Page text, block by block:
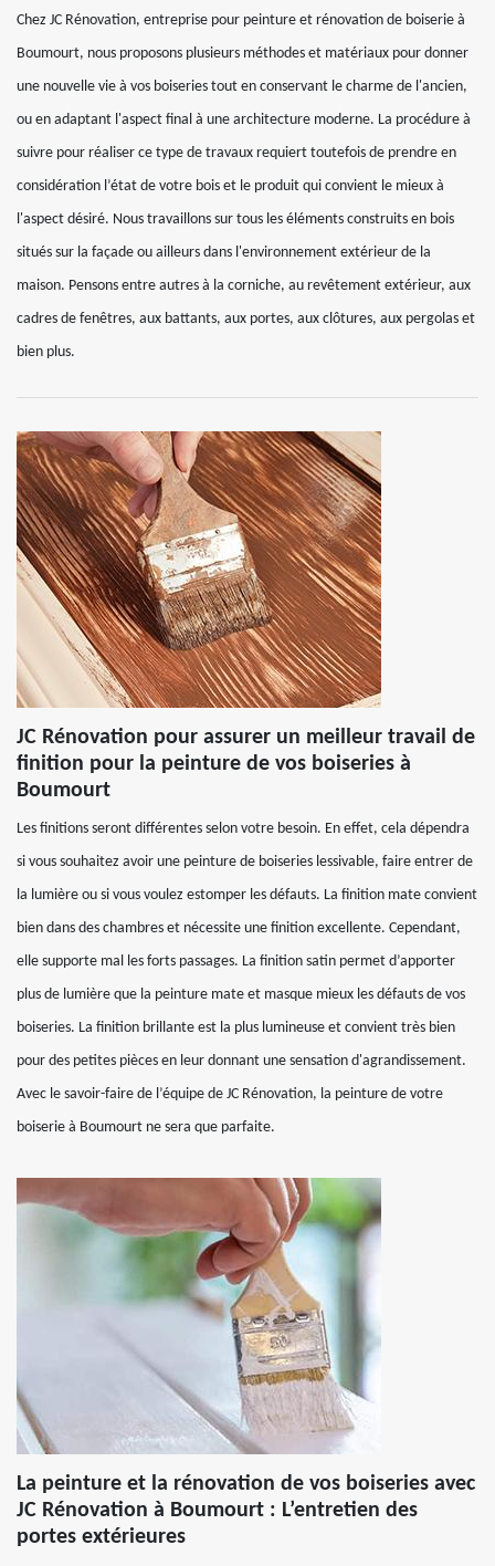
Chez JC Rénovation, entreprise pour peinture et rénovation de boiserie à
Boumourt, nous proposons plusieurs méthodes et matériaux pour donner
une nouvelle vie à vos boiseries tout en conservant le charme de l'ancien,
ou en adaptant l'aspect final à une architecture moderne. La procédure à
suivre pour réaliser ce type de travaux requiert toutefois de prendre en
considération l’état de votre bois et le produit qui convient le mieux à
l'aspect désiré. Nous travaillons sur tous les éléments construits en bois
situés sur la façade ou ailleurs dans l'environnement extérieur de la
maison. Pensons entre autres à la corniche, au revêtement extérieur, aux
cadres de fenêtres, aux battants, aux portes, aux clôtures, aux pergolas et
bien plus.
JC Rénovation pour assurer un meilleur travail de
finition pour la peinture de vos boiseries à
Boumourt
Les finitions seront différentes selon votre besoin. En effet, cela dépendra
si vous souhaitez avoir une peinture de boiseries lessivable, faire entrer de
la lumière ou si vous voulez estomper les défauts. La finition mate convient
bien dans des chambres et nécessite une finition excellente. Cependant,
elle supporte mal les forts passages. La finition satin permet d’apporter
plus de lumière que la peinture mate et masque mieux les défauts de vos
boiseries. La finition brillante est la plus lumineuse et convient très bien
pour des petites pièces en leur donnant une sensation d'agrandissement.
Avec le savoir-faire de l’équipe de JC Rénovation, la peinture de votre
boiserie à Boumourt ne sera que parfaite.
La peinture et la rénovation de vos boiseries avec
JC Rénovation à Boumourt : L’entretien des
portes extérieures